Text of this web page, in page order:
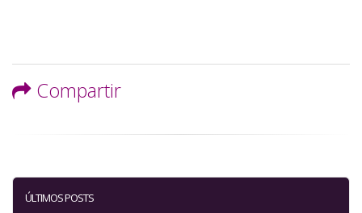
Compartir
ÚLTIMOS POSTS